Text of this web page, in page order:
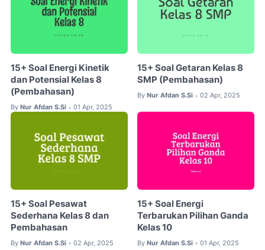
15+ Soal Energi Kinetik
dan Potensial Kelas 8
(Pembahasan)
By Nur Afdan S.Si • 01 Apr, 2025
15+ Soal Getaran Kelas 8
SMP (Pembahasan)
By Nur Afdan S.Si • 02 Apr, 2025
15+ Soal Pesawat
Sederhana Kelas 8 dan
Pembahasan
By Nur Afdan S.Si • 02 Apr, 2025
15+ Soal Energi
Terbarukan Pilihan Ganda
Kelas 10
By Nur Afdan S.Si • 01 Apr, 2025